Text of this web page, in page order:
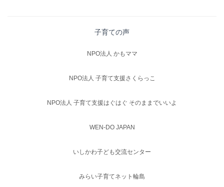
子育ての声
NPO法人 かもママ
NPO法人 子育て支援さくらっこ
NPO法人 子育て支援はぐはぐ そのままでいいよ
WEN-DO JAPAN
いしかわ子ども交流センター
みらい子育てネット輪島